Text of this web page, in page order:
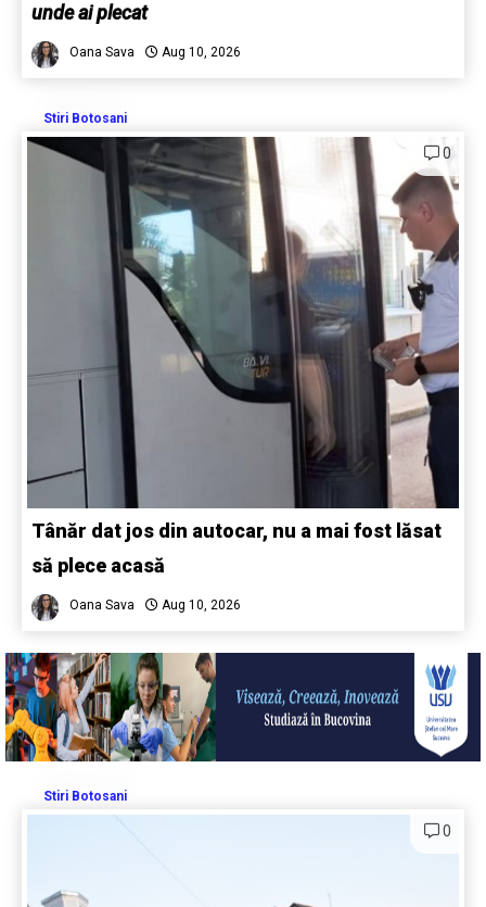
unde ai plecat
Oana Sava Aug 10, 2026
Stiri Botosani
0
Tânăr dat jos din autocar, nu a mai fost lăsat
să plece acasă
Oana Sava Aug 10, 2026
Stiri Botosani
0